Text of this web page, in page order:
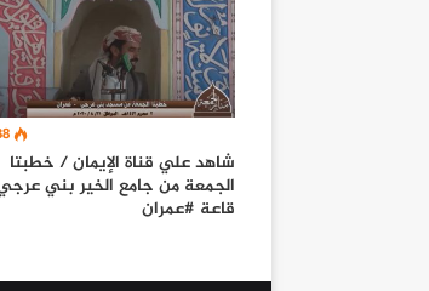
شاهد علي قناة الإيمان / خطبتا
الجمعة من جامع الخير بني
قاعة #عمران